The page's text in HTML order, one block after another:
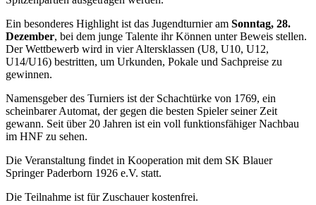
Ein besonderes Highlight ist das Jugendturnier am Sonntag, 28.
Dezember, bei dem junge Talente ihr Können unter Beweis stellen.
Der Wettbewerb wird in vier Altersklassen (U8, U10, U12,
U14/U16) bestritten, um Urkunden, Pokale und Sachpreise zu
gewinnen.
Namensgeber des Turniers ist der Schachtürke von 1769, ein
scheinbarer Automat, der gegen die besten Spieler seiner Zeit
gewann. Seit über 20 Jahren ist ein voll funktionsfähiger Nachbau
im HNF zu sehen.
Die Veranstaltung findet in Kooperation mit dem SK Blauer
Springer Paderborn 1926 e.V. statt.
Die Teilnahme ist für Zuschauer kostenfrei.